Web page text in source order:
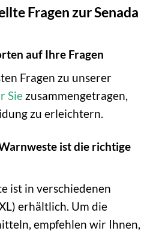
Fragen zur Senada
auf Ihre Fragen
Fragen zu unserer
Sie zusammengetragen,
zu erleichtern.
ist die richtige
ist in verschiedenen
erhältlich. Um die
empfehlen wir Ihnen,